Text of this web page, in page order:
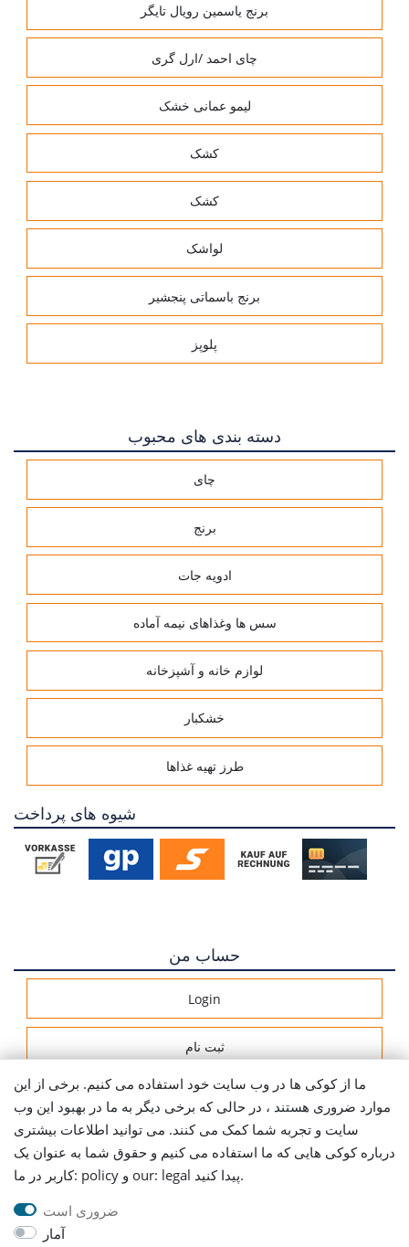
برنج یاسمین رویال تایگر
چای احمد /ارل گری
لیمو عمانی خشک
کشک
کشک
لواشک
برنج باسماتی پنجشیر
پلوپز
دسته بندی های محبوب
چای
برنج
ادویه جات
سس ها وغذاهای نیمه آماده
لوازم خانه و آشپزخانه
خشکبار
طرز تهیه غذاها
شیوه های پرداخت
حساب من
Login
ثبت نام
اطلاعات ارسال
Let's stay connected
ما از کوکی ها در وب سایت خود استفاده می کنیم. برخی از این
موارد ضروری هستند ، در حالی که برخی دیگر به ما در بهبود این وب
سایت و تجربه شما کمک می کنند. می توانید اطلاعات بیشتری
درباره کوکی هایی که ما استفاده می کنیم و حقوق شما به عنوان یک
کاربر در ما: policy و our: legal پیدا کنید.
ضروری است
آمار